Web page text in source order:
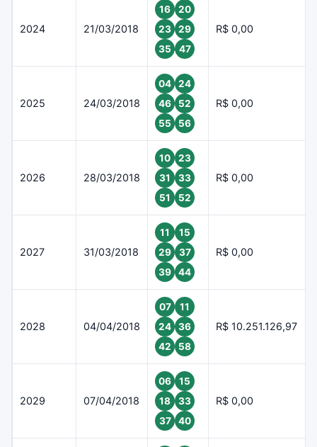
2024 21/03/2018
16
20
23
29
35
47
R$ 0,00
2025 24/03/2018
04
24
46
52
55
56
R$ 0,00
2026 28/03/2018
10
23
31
33
51
52
R$ 0,00
2027 31/03/2018
11
15
29
37
39
44
R$ 0,00
2028 04/04/2018
07
11
24
36
42
58
R$ 10.251.126,97
2029 07/04/2018
06
15
18
33
37
40
R$ 0,00